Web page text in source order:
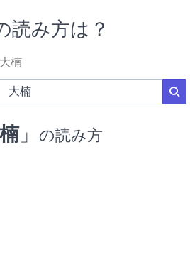
読み方は？
大楠
」 の読み方